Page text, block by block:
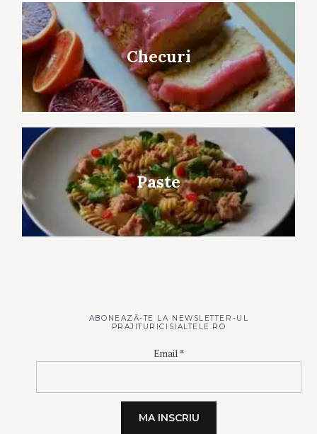
Checuri
Paste
ABONEAZĂ-TE LA NEWSLETTER-UL
PRAJITURICISIALTELE.RO
Email*